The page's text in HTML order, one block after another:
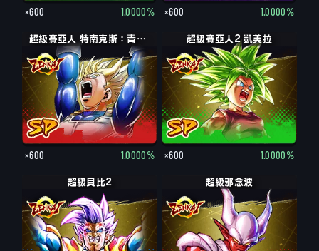
×600 1.0000% ×600 1.0000%
超級賽亞人 特南克斯：青年期
×600 1.0000%
超級賽亞人2 凱芙拉
×600 1.0000%
超級貝比2 超級邪念波